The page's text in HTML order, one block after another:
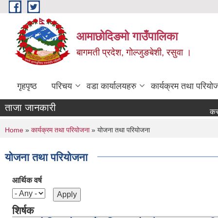
Skip to main content
आमाछोदिङमो गाउँपालिका
बागमती प्रदेश, गोल्जुङबेशी, रसुवा ।
गृहपृष्ठ परिचय वडा कार्यालयहरु कार्यक्रम तथा
ताजा जानकारी कर
You are here
Home » कार्यक्रम तथा परियोजना» योजना तथा परियोजना
योजना तथा परियोजना
आर्थिक वर्ष
शिर्षक